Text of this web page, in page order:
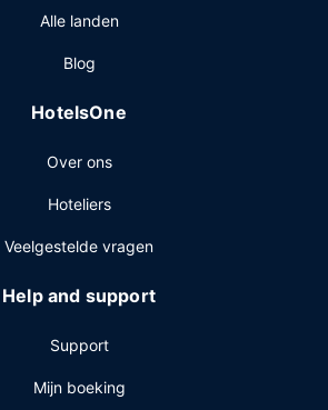
zijn gratis kabelinternet, een
Alle landen
Blog
HotelsOne
Over ons
Hoteliers
Veelgestelde vragen
Help and support
Support
Mijn boeking